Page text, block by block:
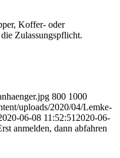
Koffer- oder
Zulassungspflicht.
800 1000
uploads/2020/04/Lemke-
06-08 11:52:512020-06-
anmelden, dann abfahren